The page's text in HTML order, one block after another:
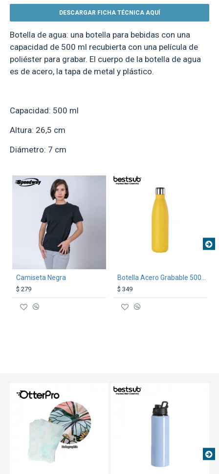
DESCARGAR FICHA TÉCNICA AQUÍ
Botella de agua: una botella para bebidas con una
capacidad de 500 ml recubierta con una película de
poliéster para grabar. El cuerpo de la botella de agua
es de acero, la tapa de metal y plástico.
Capacidad: 500 ml
Altura: 26,5 cm
Diámetro: 7 cm
TEXTTRANSPARENTE
Camiseta Negra
$ 279
TEXTTRANSPARENTE
$ 349
TEXTTRANSPARENTE TEXTTRANSPARENTE